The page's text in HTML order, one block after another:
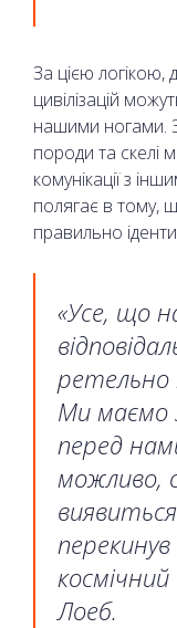
За цією логікою,
цивілізацій
нашими ногами.
породи та скелі
комунікації з
полягає в тому,
правильно
«Усе, що
ретельно
Ми маємо
перед
можливо,
космічний
Лоеб.